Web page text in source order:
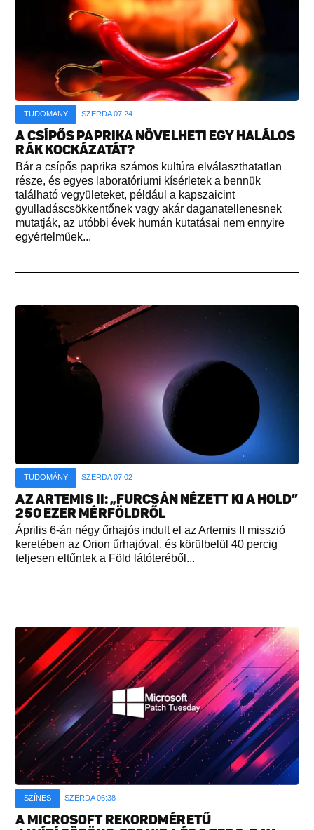
TUDOMÁNY SZERDA 07:24
A CSÍPŐS PAPRIKA NÖVELHETI EGY HALÁLOS
RÁK KOCKÁZATÁT?
Bár a csípős paprika számos kultúra elválaszthatatlan
része, és egyes laboratóriumi kísérletek a bennük
található vegyületeket, például a kapszaicint
gyulladáscsökkentőnek vagy akár daganatellenesnek
mutatják, az utóbbi évek humán kutatásai nem ennyire
egyértelműek...
TUDOMÁNY SZERDA 07:02
AZ ARTEMIS II: „FURCSÁN NÉZETT KI A HOLD”
250 EZER MÉRFÖLDRŐL
Április 6-án négy űrhajós indult el az Artemis II misszió
keretében az Orion űrhajóval, és körülbelül 40 percig
teljesen eltűntek a Föld látóteréből...
SZÍNES SZERDA 06:38
A MICROSOFT REKORDMÉRETŰ